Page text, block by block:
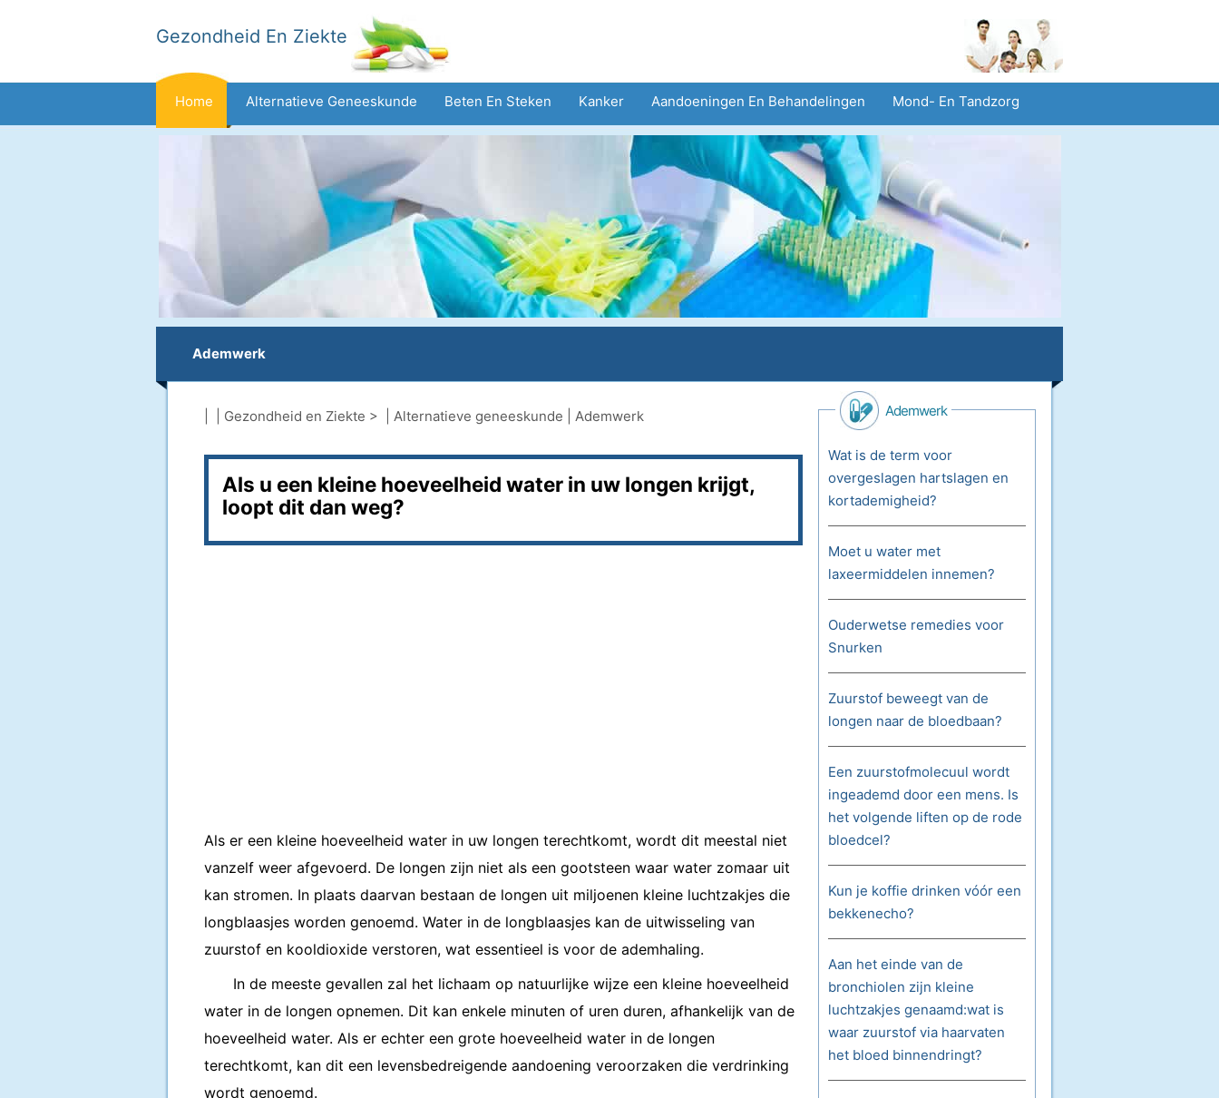
Gezondheid En Ziekte
Home Alternatieve Geneeskunde Beten En Steken Kanker Aandoeningen En Behandelingen Mond- En Tandzorg
Gezinsgezondheid Geestelijke Gezondheid Volksgezondheid En Veiligheid
Ademwerk
Gezondheid en Ziekte > | Alternatieve geneeskunde Ademwerk
Als u een kleine hoeveelheid water in uw longen krijgt,
loopt dit dan weg?
Als er een kleine hoeveelheid water in uw longen terechtkomt, wordt dit meestal niet
vanzelf weer afgevoerd. De longen zijn niet als een gootsteen waar water zomaar uit
kan stromen. In plaats daarvan bestaan ​​de longen uit miljoenen kleine luchtzakjes die
longblaasjes worden genoemd. Water in de longblaasjes kan de uitwisseling van
zuurstof en kooldioxide verstoren, wat essentieel is voor de ademhaling.
In de meeste gevallen zal het lichaam op natuurlijke wijze een kleine hoeveelheid
water in de longen opnemen. Dit kan enkele minuten of uren duren, afhankelijk van de
hoeveelheid water. Als er echter een grote hoeveelheid water in de longen
terechtkomt, kan dit een levensbedreigende aandoening veroorzaken die verdrinking
wordt genoemd.
Ademwerk
Wat is de term voor
overgeslagen hartslagen en
kortademigheid?
Moet u water met
laxeermiddelen innemen?
Ouderwetse remedies voor
Snurken
Zuurstof beweegt van de
longen naar de bloedbaan?
Een zuurstofmolecuul wordt
ingeademd door een mens. Is
het volgende liften op de rode
bloedcel?
Kun je koffie drinken vóór een
bekkenecho?
Aan het einde van de
bronchiolen zijn kleine
luchtzakjes genaamd:wat is
waar zuurstof via haarvaten
het bloed binnendringt?